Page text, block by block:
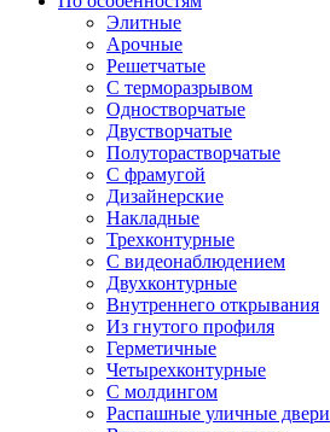
Элитные
Арочные
Решетчатые
С терморазрывом
Одностворчатые
Двустворчатые
Полуторастворчатые
С фрамугой
Дизайнерские
Накладные
Трехконтурные
С видеонаблюдением
Двухконтурные
Внутреннего открывания
Из гнутого профиля
Герметичные
Четырехконтурные
С молдингом
Распашные уличные двери